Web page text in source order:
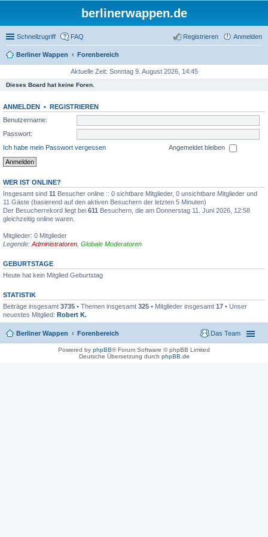
berlinerwappen.de
Schnellzugriff FAQ Anmelden
Registrieren
Berliner Wappen Forenbereich
Aktuelle Zeit: Sonntag 9. August 2026, 14:45
Dieses Board hat keine Foren.
ANMELDEN • REGISTRIEREN
Benutzername:
Passwort:
Ich habe mein Passwort vergessen
Angemeldet bleiben
WER IST ONLINE?
Insgesamt sind 11 Besucher online :: 0 sichtbare Mitglieder, 0 unsichtbare Mitglieder und
11 Gäste (basierend auf den aktiven Besuchern der letzten 5 Minuten)
Der Besucherrekord liegt bei 611 Besuchern, die am Donnerstag 11. Juni 2026, 12:58
gleichzeitig online waren.
Mitglieder: 0 Mitglieder
Legende: Administratoren Globale Moderatoren
GEBURTSTAGE
Heute hat kein Mitglied Geburtstag
STATISTIK
Beiträge insgesamt 3735 • Themen insgesamt 325 • Mitglieder insgesamt 17 • Unser
neuestes Mitglied: Robert K.
Berliner Wappen Forenbereich Das Team
Powered by phpBB® Forum Software © phpBB Limited
Deutsche Übersetzung durch phpBB.de